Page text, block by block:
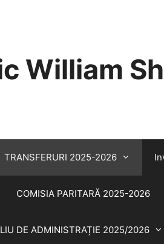
William
TRANSFERURI 2025-2026
COMISIA PARITARĂ 2025-2026
DE ADMINISTRAȚIE 2025/2026